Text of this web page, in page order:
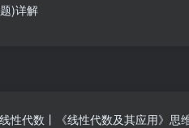
)详解
线性代数丨《线性代数及其应用》思